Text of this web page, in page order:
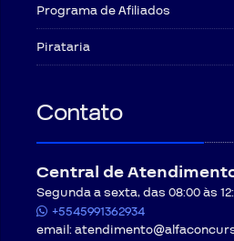
Programa de Afiliados
Pirataria
Contato
Central de
Segunda a sexta, das 08:00 às
+5545991362934
email: